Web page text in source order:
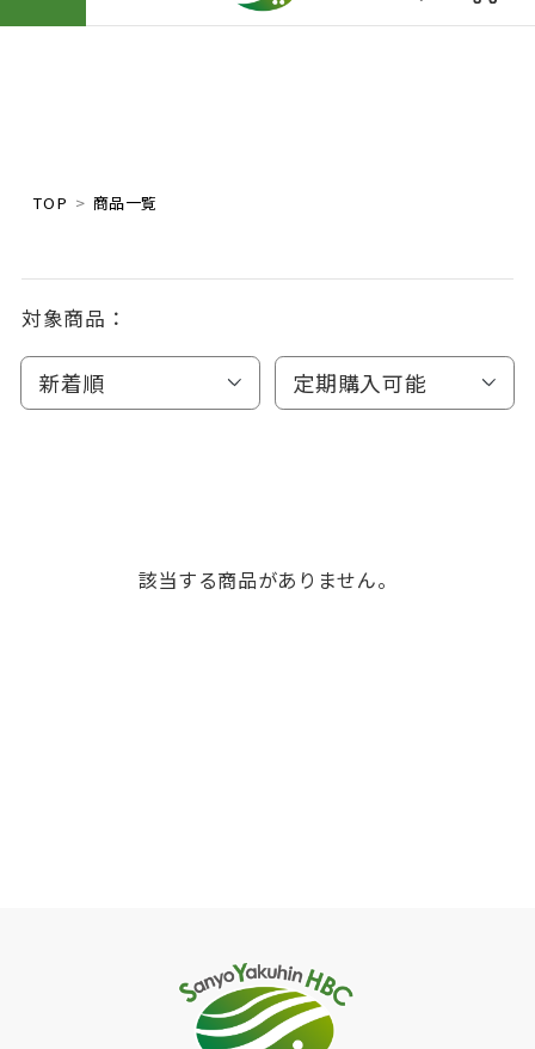
TOP 商品一覧
対象商品：
新着順 定期購入可能
該当する商品がありません。